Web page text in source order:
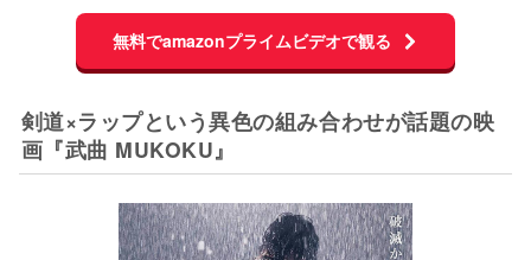
無料でamazonプライムビデオで観る
剣道×ラップという異色の組み合わせが話題の映
画『武曲 MUKOKU』